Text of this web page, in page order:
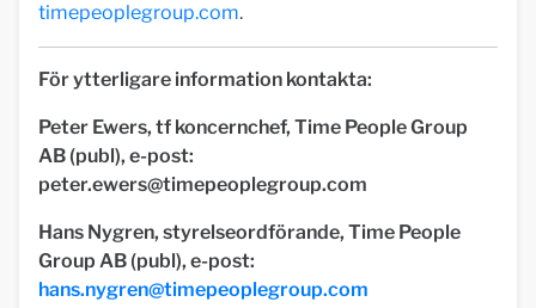
timepeoplegroup.com.
För ytterligare information kontakta:
Peter Ewers, tf koncernchef, Time People Group
AB (publ), e-post:
peter.ewers@timepeoplegroup.com
Hans Nygren, styrelseordförande, Time People
Group AB (publ), e-post:
hans.nygren@timepeoplegroup.com